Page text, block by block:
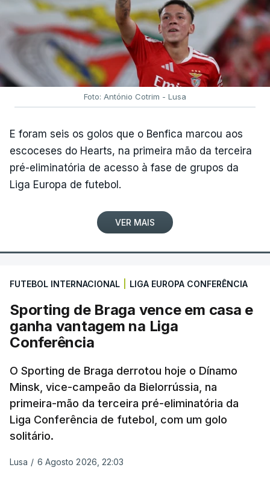
Foto: António Cotrim - Lusa
E foram seis os golos que o Benfica marcou aos
escoceses do Hearts, na primeira mão da terceira
pré-eliminatória de acesso à fase de grupos da
Liga Europa de futebol.
VER MAIS
FUTEBOL INTERNACIONAL LIGA EUROPA CONFERÊNCIA
Sporting de Braga vence em casa e
ganha vantagem na Liga
Conferência
O Sporting de Braga derrotou hoje o Dínamo
Minsk, vice-campeão da Bielorrússia, na
primeira-mão da terceira pré-eliminatória da
Liga Conferência de futebol, com um golo
solitário.
Lusa / 6 Agosto 2026, 22:03